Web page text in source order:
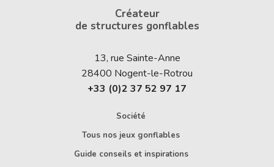
Créateur
de structures gonflables
13, rue Sainte-Anne
28400 Nogent-le-Rotrou
+33 (0)2 37 52 97 17
Société
Tous nos jeux gonflables
Guide conseils et inspirations